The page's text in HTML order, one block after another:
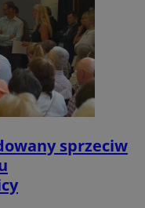
sprzeciw